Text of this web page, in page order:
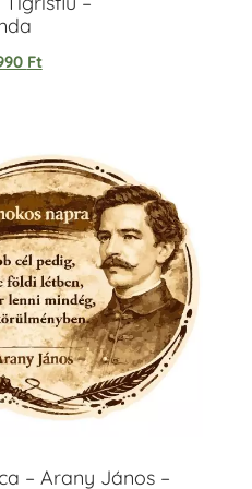
Ft
– Arany János –